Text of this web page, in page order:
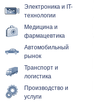
Электроника и IT-
технологии
Медицина и
фармацевтика
Автомобильный
рынок
Транспорт и
логистика
Производство и
услуги